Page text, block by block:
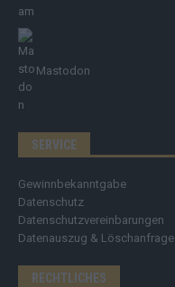
Mastodon
SERVICE
Gewinnbekanntgabe
Datenschutz
Datenschutzvereinbarungen
Datenauszug & Löschanfrage
RECHTLICHES